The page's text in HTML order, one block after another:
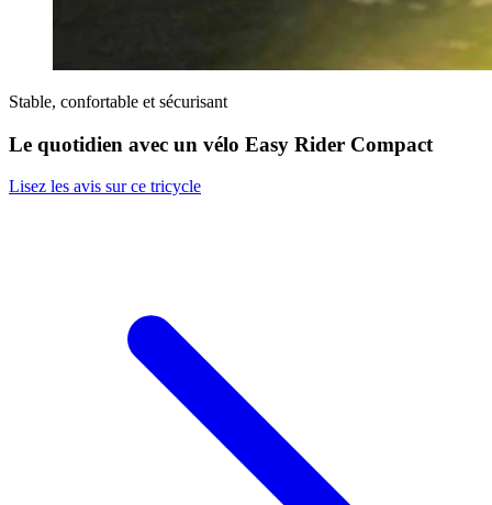
Stable, confortable et sécurisant
Le quotidien avec un vélo Easy Rider Compact
Lisez les avis sur ce tricycle